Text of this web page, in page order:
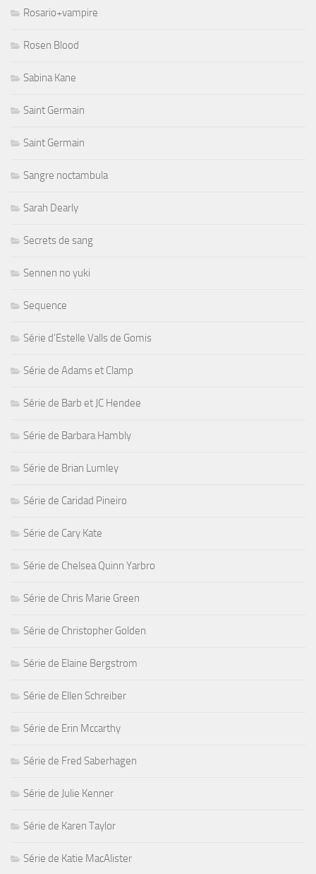
Rosario+vampire
Rosen Blood
Sabina Kane
Saint Germain
Saint Germain
Sangre noctambula
Sarah Dearly
Secrets de sang
Sennen no yuki
Sequence
Série d'Estelle Valls de Gomis
Série de Adams et Clamp
Série de Barb et JC Hendee
Série de Barbara Hambly
Série de Brian Lumley
Série de Caridad Pineiro
Série de Cary Kate
Série de Chelsea Quinn Yarbro
Série de Chris Marie Green
Série de Christopher Golden
Série de Elaine Bergstrom
Série de Ellen Schreiber
Série de Erin Mccarthy
Série de Fred Saberhagen
Série de Julie Kenner
Série de Karen Taylor
Série de Katie MacAlister